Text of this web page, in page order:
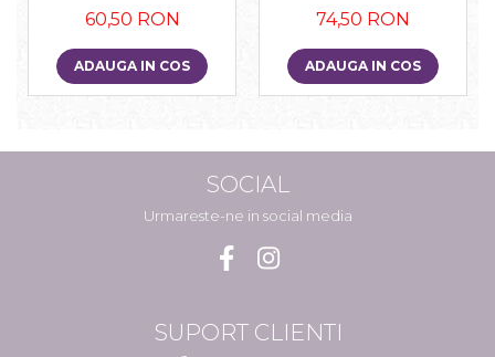
60,50 RON
ADAUGA IN COS
74,50 RON
ADAUGA IN COS
SOCIAL
Urmareste-ne in social media
SUPORT CLIENTI